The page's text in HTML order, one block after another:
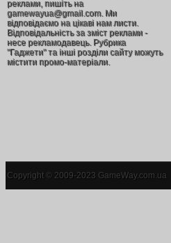
реклами, пишіть на
gamewayua@gmail.com. Ми
відповідаємо на цікаві нам листи.
Відповідальність за зміст реклами -
несе рекламодавець. Рубрика
"Гаджети" та інші розділи сайту можуть
містити промо-матеріали.
Copyright © 2009-2023 GameWay.com.ua